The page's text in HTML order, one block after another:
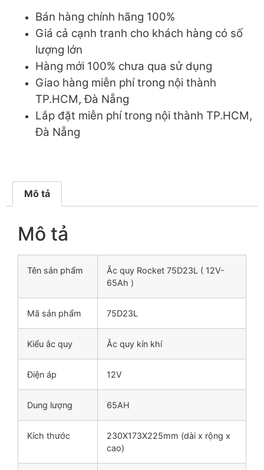
Bán hàng chính hãng 100%
Giá cả cạnh tranh cho khách hàng có số
lượng lớn
Hàng mới 100% chưa qua sử dụng
Giao hàng miễn phí trong nội thành
TP.HCM, Đà Nẵng
Lắp đặt miễn phí trong nội thành TP.HCM,
Đà Nẵng
Mô tả
Mô tả
Tên sản phẩm
Ắc quy Rocket 75D23L ( 12V-
65Ah )
Mã sản phẩm 75D23L
Kiểu ắc quy Ắc quy kín khí
Điện áp 12V
Dung lượng 65AH
Kích thước
230X173X225mm (dài x rộng x
cao)